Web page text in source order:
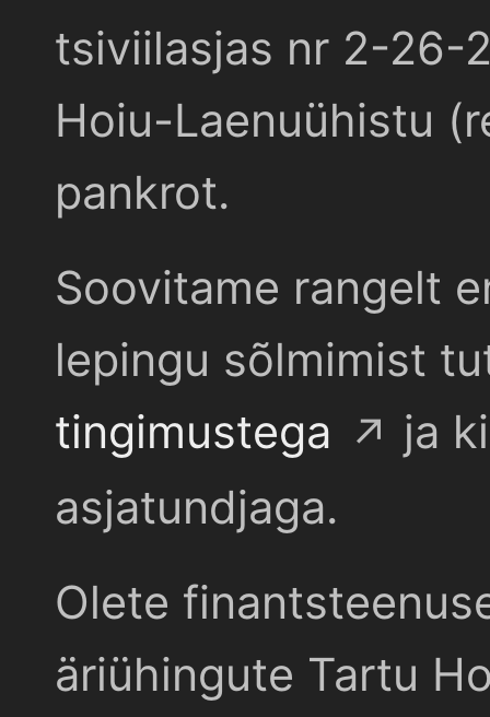
tsiviilasjas nr 2-26-
Hoiu-Laenuühistu
pankrot.
Soovitame rangelt
lepingu sõlmimist
tingimustega
ja
asjatundjaga.
Olete
äriühingute Tartu